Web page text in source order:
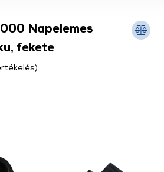
Napelemes
fekete